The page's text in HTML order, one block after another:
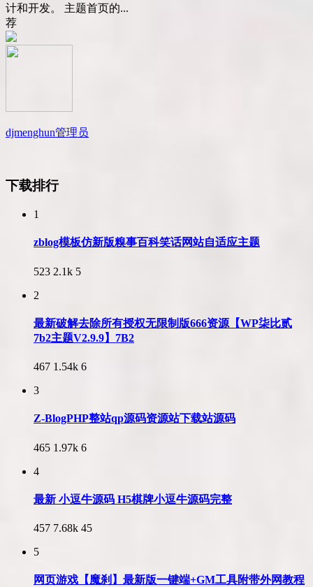
计和开发。 主题首页的...
荐
djmenghun管理员
下载排行
1
zblog模板仿新版糗事百科笑话网站自适应主题
523 2.1k 5
2
最新破解去除所有授权无限制版666资源【WP柒比贰
7b2主题V2.9.9】7B2
467 1.54k 6
3
Z-BlogPHP整站qp源码资源站下载站源码
465 1.97k 6
4
最新 小逗牛源码 H5棋牌小逗牛源码完整
457 7.68k 45
5
网页游戏【魔刹】最新版一键端+GM工具附带外网教程